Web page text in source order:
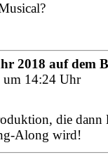
2018 auf dem
um 14:24 Uhr
die dann
Along wird!